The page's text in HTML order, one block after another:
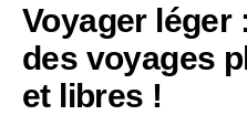
Voyager léger
des voyages
et libres !